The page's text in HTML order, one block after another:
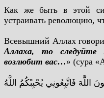
Как же быть в этой
устраивать революцию,
Всевышний Аллах
Аллаха, то
возлюбит вас…» (сура
اللَّهَ فَاتَّبِعُونِي يُحْبِبْكُمُ اللَّهُ